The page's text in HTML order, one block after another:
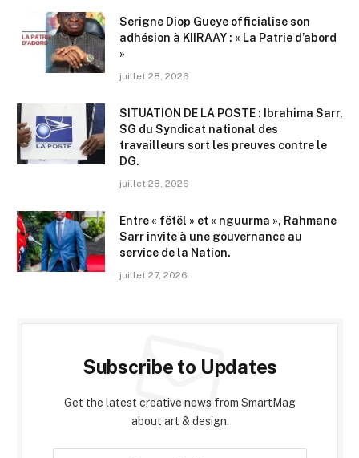
Serigne Diop Gueye officialise son
adhésion à KIIRAAY : « La Patrie d’abord
»
juillet 28, 2026
SITUATION DE LA POSTE : Ibrahima Sarr,
SG du Syndicat national des
travailleurs sort les preuves contre le
DG.
juillet 28, 2026
Entre « fëtël » et « nguurma », Rahmane
Sarr invite à une gouvernance au
service de la Nation.
juillet 27, 2026
Subscribe to Updates
Get the latest creative news from SmartMag
about art & design.